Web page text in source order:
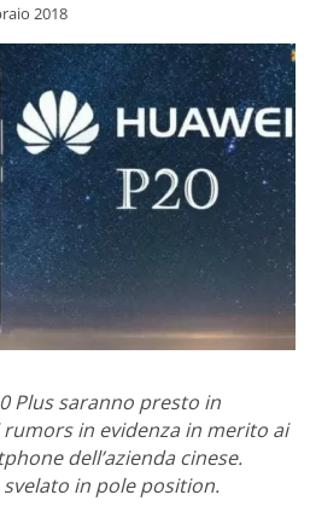
2018
Plus saranno presto in
in evidenza in merito ai
dell’azienda cinese.
in pole position.